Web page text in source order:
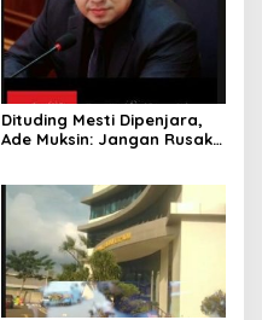
Dituding Mesti Dipenjara,
Ade Muksin: Jangan Rusak
Verifikasi